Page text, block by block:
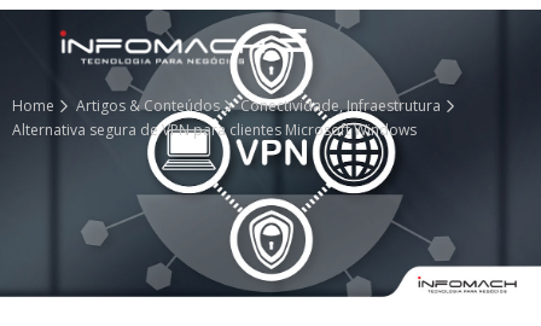
Home Artigos & Conteúdos Conectividade,Infraestrutura
Alternativa segura de VPN para clientes Microsoft Windows